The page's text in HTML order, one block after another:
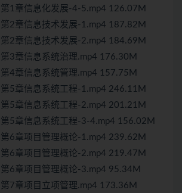
1章信息化发展-4-5.mp4 126.07M
2章信息技术发展-1.mp4 187.82M
2章信息技术发展-2.mp4 184.69M
3章信息系统治理.mp4 176.30M
4章信息系统管理.mp4 157.75M
5章信息系统工程-1.mp4 246.11M
5章信息系统工程-2.mp4 201.21M
5章信息系统工程-3-4.mp4 156.02M
6章项目管理概论-1.mp4 239.62M
6章项目管理概论-2.mp4 219.47M
6章项目管理概论-3.mp4 95.34M
7章项目立项管理.mp4 173.36M